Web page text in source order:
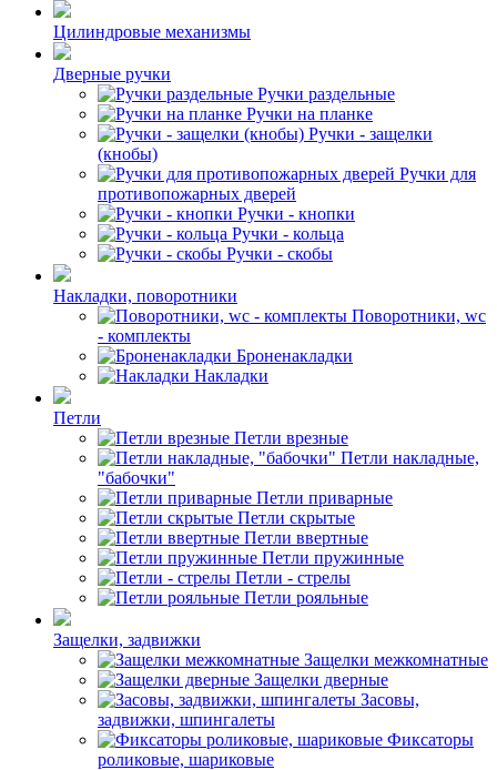
Цилиндровые механизмы
Дверные ручки
Ручки раздельные
Ручки на планке
Ручки - защелки
(кнобы)
Ручки для
противопожарных дверей
Ручки - кнопки
Ручки - кольца
Ручки - скобы
Накладки, поворотники
Поворотники, wc
- комплекты
Броненакладки
Накладки
Петли
Петли врезные
Петли накладные,
"бабочки"
Петли приварные
Петли скрытые
Петли ввертные
Петли пружинные
Петли - стрелы
Петли рояльные
Защелки, задвижки
Защелки межкомнатные
Защелки дверные
Засовы,
задвижки, шпингалеты
Фиксаторы
роликовые, шариковые